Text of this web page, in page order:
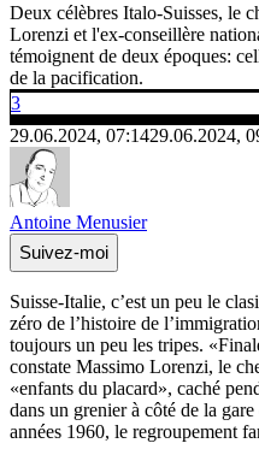
Deux célèbres Italo-Suisses, le
Lorenzi et l'ex-conseillère
témoignent de deux époques:
de la pacification.
3
29.06.2024, 07:1429.06.2024,
Antoine Menusier
Suivez-moi
Suisse-Italie, c’est un peu le
zéro de l’histoire de
toujours un peu les tripes.
constate Massimo Lorenzi, le
«enfants du placard», caché
dans un grenier à côté de la
années 1960, le regroupement